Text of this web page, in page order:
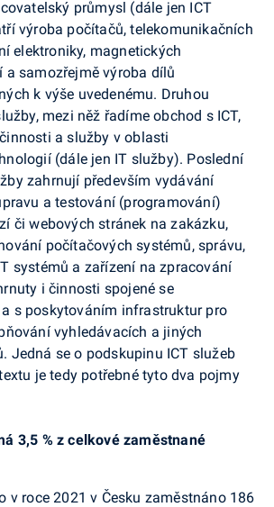
průmysl (dále jen ICT
výroba počítačů, telekomunikačních
elektroniky, magnetických
a samozřejmě výroba dílů
k výše uvedenému. Druhou
mezi něž řadíme obchod s ICT,
a služby v oblasti
(dále jen IT služby). Poslední
zahrnují především vydávání
a testování (programování)
či webových stránek na zakázku,
počítačových systémů, správu,
systémů a zařízení na zpracování
i činnosti spojené se
s poskytováním infrastruktur pro
vyhledávacích a jiných
Jedná se o podskupinu ICT služeb
je tedy potřebné tyto dva pojmy
3,5 % z celkové zaměstnané
v roce 2021 v Česku zaměstnáno 186